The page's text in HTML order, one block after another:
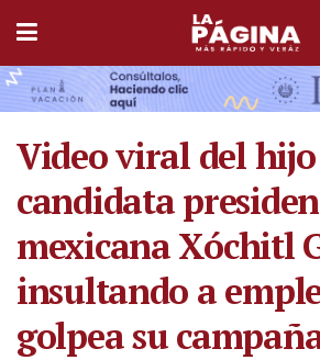
Video viral del
candidata
mexicana Xóchitl
insultando a
golpea su